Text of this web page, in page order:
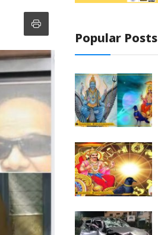
Popular Posts